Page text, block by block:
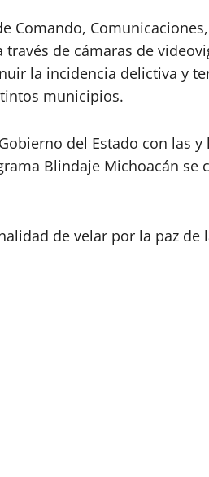
Comando,
de cámaras de
la incidencia delictiva y
municipios.
del Estado con las y
Blindaje Michoacán se
de velar por la paz de